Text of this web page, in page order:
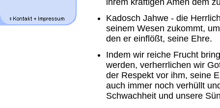
ihrem kräftigen Amen dem
Kadosch Jahwe - die
seinem Wesen zukommt,
den er einflößt, seine Ehre.
Indem wir reiche Frucht
werden, verherrlichen wir
der Respekt vor ihm, seine
auch immer noch verhüllt
Schwachheit und unsere